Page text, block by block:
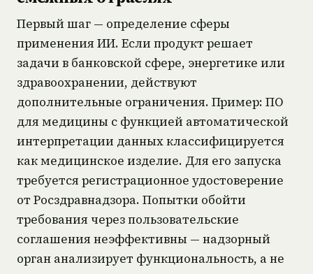
Первый шаг — определение сферы
применения ИИ. Если продукт решает
задачи в банковской сфере, энергетике или
здравоохранении, действуют
дополнительные ограничения. Пример: ПО
для медицины с функцией автоматической
интерпретации данных классифицируется
как медицинское изделие. Для его запуска
требуется регистрационное удостоверение
от Росздравнадзора. Попытки обойти
требования через пользовательские
соглашения неэффективны — надзорный
орган анализирует функциональность, а не